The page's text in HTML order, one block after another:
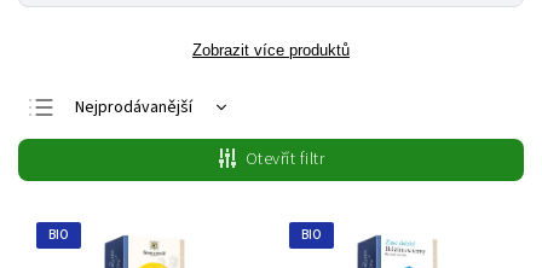
Zobrazit více produktů
Nejprodávanější
Nejlevnější
Nejdražší
Abecedně
Otevřít filtr
BIO BIO